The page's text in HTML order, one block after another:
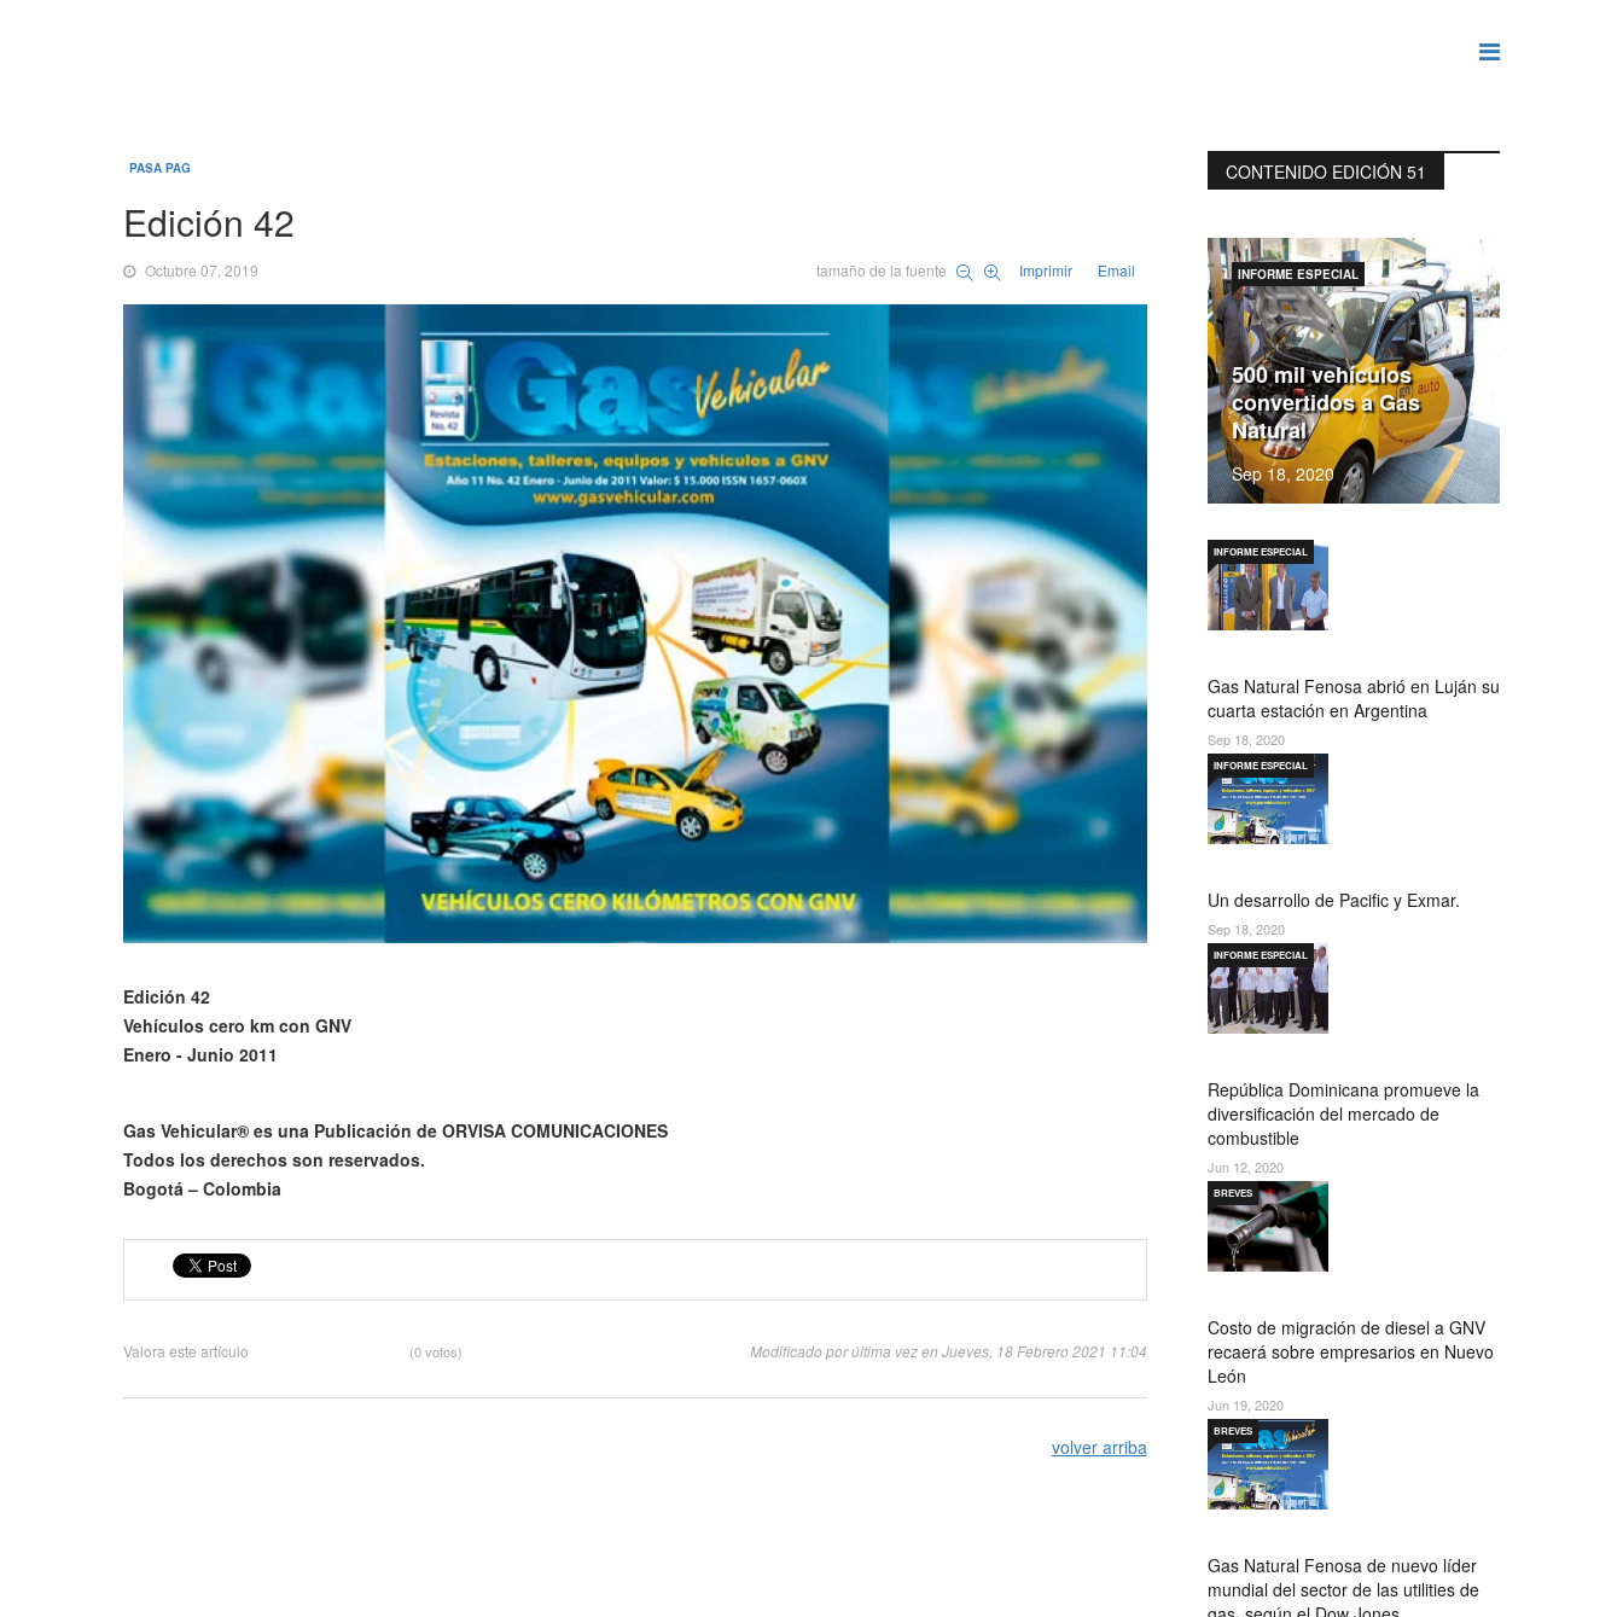
PASA PAG
Edición 42
Octubre 07, 2019 tamaño de la fuente Imprimir Email
Edición 42
Vehículos cero km con GNV
Enero - Junio 2011
Gas Vehicular® es una Publicación de ORVISA COMUNICACIONES
Todos los derechos son reservados.
Bogotá – Colombia
Valora este artículo (0 votos) Modificado por última vez en Jueves, 18 Febrero 2021 11:04
volver arriba
CONTENIDO EDICIÓN 51
500 mil vehículos
convertidos a Gas
Natural
Sep 18, 2020
INFORME ESPECIAL
Gas Natural Fenosa abrió en Luján su
cuarta estación en Argentina
INFORME ESPECIAL
Sep 18, 2020
Un desarrollo de Pacific y Exmar.
INFORME ESPECIAL
Sep 18, 2020
República Dominicana promueve la
diversificación del mercado de
combustible
INFORME ESPECIAL
Jun 12, 2020
Costo de migración de diesel a GNV
recaerá sobre empresarios en Nuevo
León
BREVES
Jun 19, 2020
Gas Natural Fenosa de nuevo líder
mundial del sector de las utilities de
BREVES